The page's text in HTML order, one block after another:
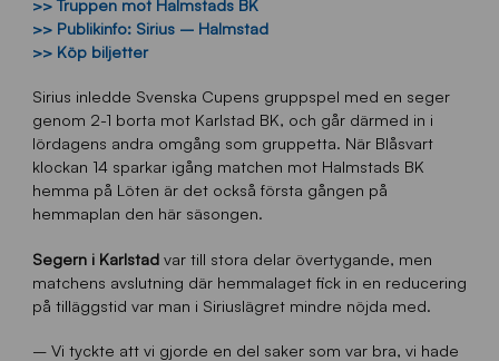
>> Truppen mot Halmstads BK
>> Publikinfo: Sirius – Halmstad
>> Köp biljetter
Sirius inledde Svenska Cupens gruppspel med en seger
genom 2-1 borta mot Karlstad BK, och går därmed in i
lördagens andra omgång som gruppetta. När Blåsvart
klockan 14 sparkar igång matchen mot Halmstads BK
hemma på Löten är det också första gången på
hemmaplan den här säsongen.
Segern i Karlstadvar till stora delar övertygande, men
matchens avslutning där hemmalaget fick in en reducering
på tilläggstid var man i Siriuslägret mindre nöjda med.
– Vi tyckte att vi gjorde en del saker som var bra, vi hade